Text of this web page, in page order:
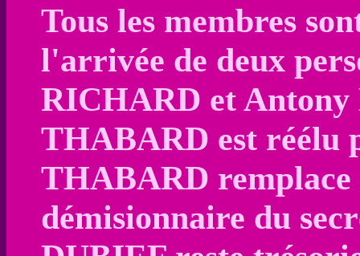
Tous les membres
l'arrivée de deux
RICHARD et Antony
THABARD est réélu
THABARD
démisionnaire du